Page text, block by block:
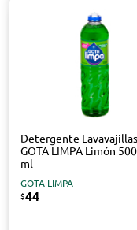
Detergente Lavavajillas
GOTA LIMPA Limón 500
ml
GOTA LIMPA
$44